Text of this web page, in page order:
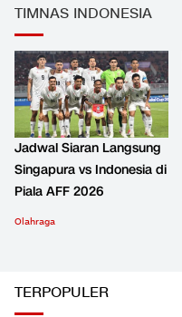
TIMNAS INDONESIA
Jadwal Siaran Langsung
Singapura vs Indonesia di
Piala AFF 2026
Olahraga
TERPOPULER